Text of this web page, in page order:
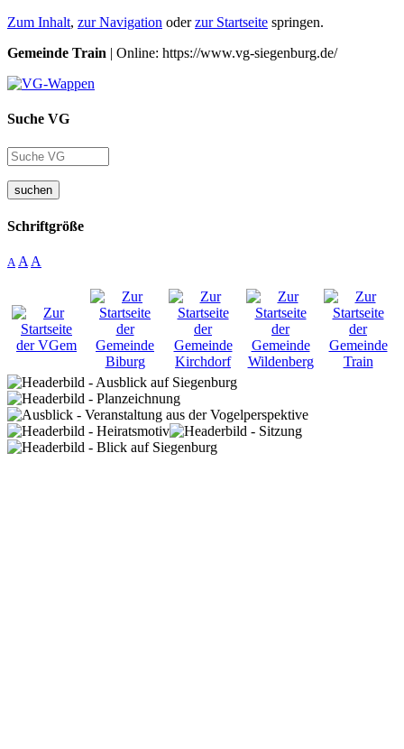
Zum Inhalt, zur Navigation oderzur Startseite springen.
Gemeinde Train | Online: https://www.vg-siegenburg.de/
Suche VG
suchen
Schriftgröße
A A A